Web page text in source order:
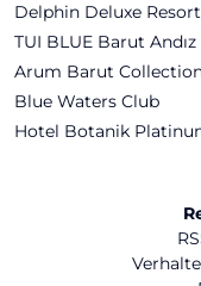
Delphin Deluxe Resort
TUI BLUE Barut
Arum Barut
Blue Waters Club
Hotel Botanik